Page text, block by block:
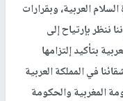
السلام العربية، وبقرارات
ننظر بإرتياح إلى
بتأكيد إلتزامها
في المملكة العربية
المغربية والحكومة